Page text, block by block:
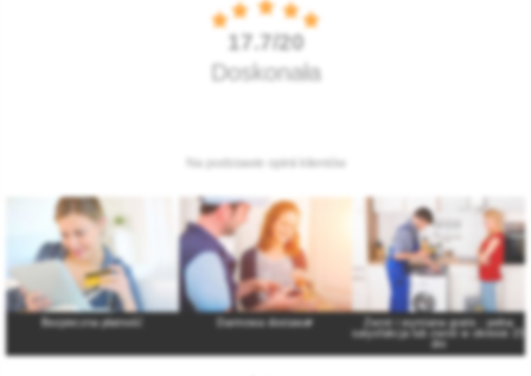
Bezpieczna płatność Darmowa dostawa*
Zwrot i wymiana gratis : pełna
satysfakcja lub zwrot w okresie 15